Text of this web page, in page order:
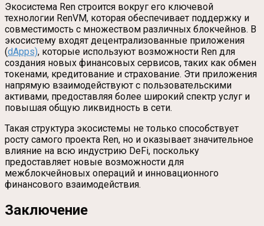
Экосистема Ren строится вокруг его ключевой
технологии RenVM, которая обеспечивает поддержку и
совместимость с множеством различных блокчейнов. В
экосистему входят децентрализованные приложения
(dApps), которые используют возможности Ren для
создания новых финансовых сервисов, таких как обмен
токенами, кредитование и страхование. Эти приложения
напрямую взаимодействуют с пользовательскими
активами, предоставляя более широкий спектр услуг и
повышая общую ликвидность в сети.
Такая структура экосистемы не только способствует
росту самого проекта Ren, но и оказывает значительное
влияние на всю индустрию DeFi, поскольку
предоставляет новые возможности для
межблокчейновых операций и инновационного
финансового взаимодействия.
Заключение